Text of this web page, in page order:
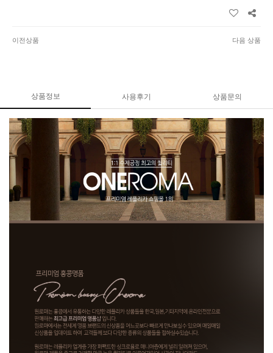
이전상품 다음 상품
상품정보 사용후기 상품문의